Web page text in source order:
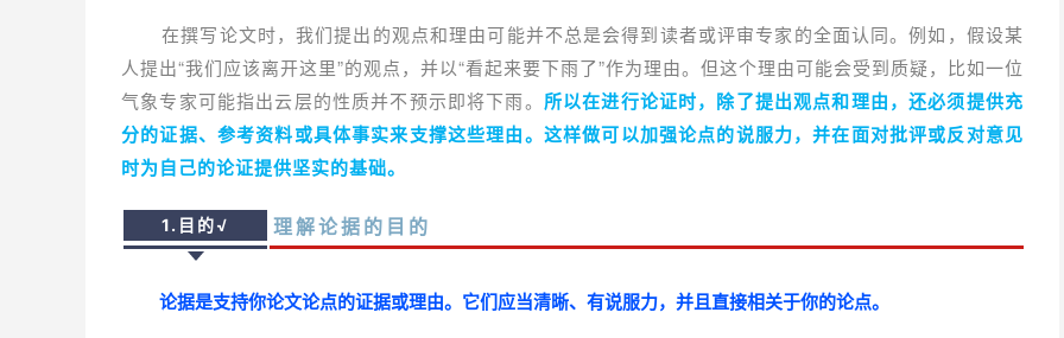
在撰写论文时，我们提出的观点和理由可能并不总是会得到读者或评审专家的全面认同。例如，假设某
人提出“我们应该离开这里”的观点，并以“看起来要下雨了”作为理由。但这个理由可能会受到质疑，比如一位
气象专家可能指出云层的性质并不预示即将下雨。 所以在进行论证时，除了提出观点和理由，还必须提供充
分的证据、参考资料或具体事实来支撑这些理由。这样做可以加强论点的说服力，并在面对批评或反对意见
时为自己的论证提供坚实的基础。
1.目的√ 理解论据的目的
论据是支持你论文论点的证据或理由。它们应当清晰、有说服力，并且直接相关于你的论点。